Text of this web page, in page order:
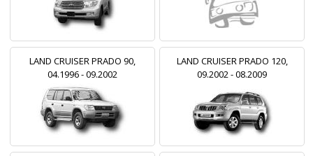
LAND CRUISER PRADO 90,
04.1996 - 09.2002
LAND CRUISER PRADO 120,
09.2002 - 08.2009